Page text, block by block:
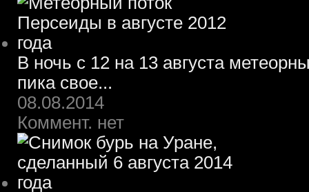
В ночь с 12 на 13 августа
пика свое...
08.08.2014
Коммент. нет